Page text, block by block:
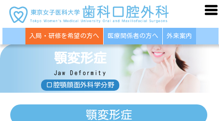
入局・研修を希望の方へ 医療関係者の方へ 外来案内
顎変形症
Jaw Deformity
口腔顎顔面外科学分野
顎変形症